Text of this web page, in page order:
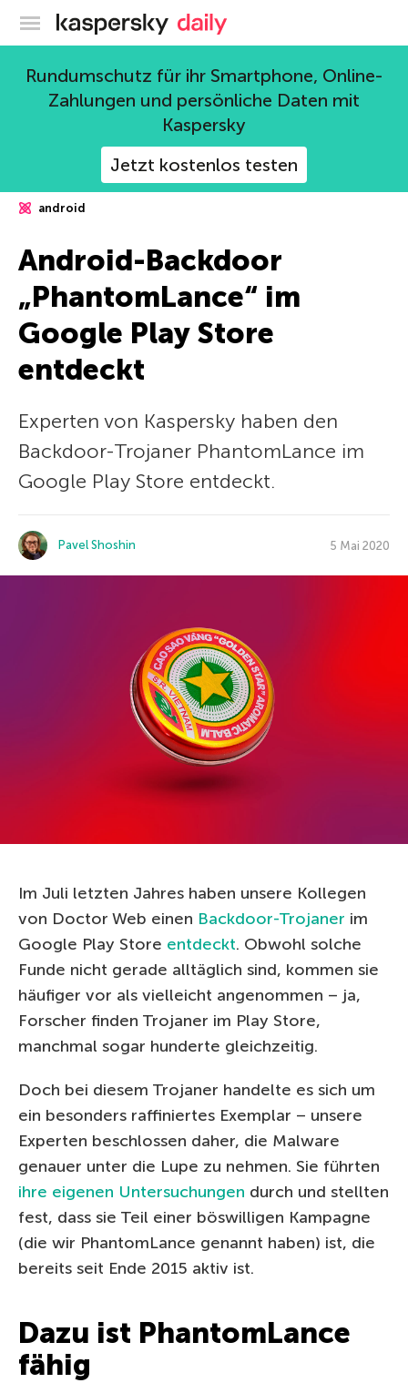
Offizieller Blog von Kaspersky
Rundumschutz für ihr Smartphone, Online-
Zahlungen und persönliche Daten mit
Kaspersky
Jetzt kostenlos testen
android
Android-Backdoor
„PhantomLance“ im
Google Play Store
entdeckt
Experten von Kaspersky haben den
Backdoor-Trojaner PhantomLance im
Google Play Store entdeckt.
Pavel Shoshin 5 Mai 2020
Im Juli letzten Jahres haben unsere Kollegen
von Doctor Web einen Backdoor-Trojaner im
Google Play Store entdeckt. Obwohl solche
Funde nicht gerade alltäglich sind, kommen sie
häufiger vor als vielleicht angenommen – ja,
Forscher finden Trojaner im Play Store,
manchmal sogar hunderte gleichzeitig.
Doch bei diesem Trojaner handelte es sich um
ein besonders raffiniertes Exemplar – unsere
Experten beschlossen daher, die Malware
genauer unter die Lupe zu nehmen. Sie führten
ihre eigenen Untersuchungen durch und stellten
fest, dass sie Teil einer böswilligen Kampagne
(die wir PhantomLance genannt haben) ist, die
bereits seit Ende 2015 aktiv ist.
Dazu ist PhantomLance
fähig